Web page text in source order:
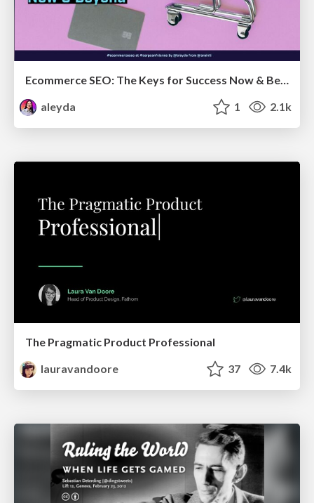
Ecommerce SEO: The Keys for Success Now & Beyond - #SERPConf2024
aleyda
1 2.1k
The Pragmatic Product Professional
lauravandoore
37 7.4k